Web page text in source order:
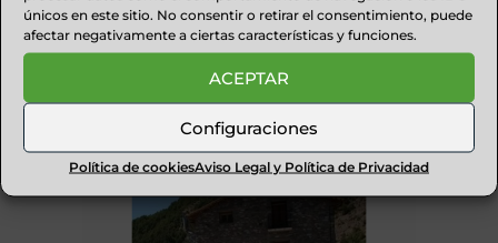
únicos en este sitio. No consentir o retirar el consentimiento, puede
afectar negativamente a ciertas características y funciones.
ACEPTAR
Configuraciones
Política de cookiesAviso Legal y Política de Privacidad
HOTEL RURAL CASA PUYUELO